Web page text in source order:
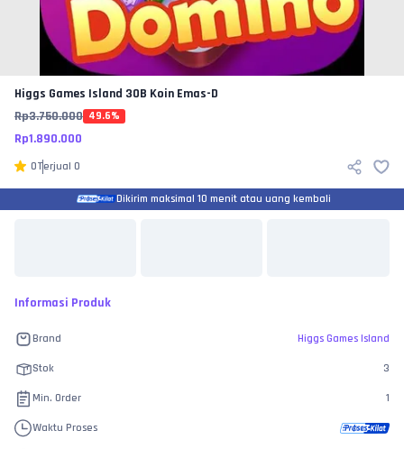
Higgs Games Island 30B Koin Emas-D
Rp3.750.000 49.6%
Rp1.890.000
0Terjual 0
Dikirim maksimal 10 menit atau uang kembali
Informasi Produk
Brand Higgs Games Island
Stok 3
Min. Order 1
Waktu Proses